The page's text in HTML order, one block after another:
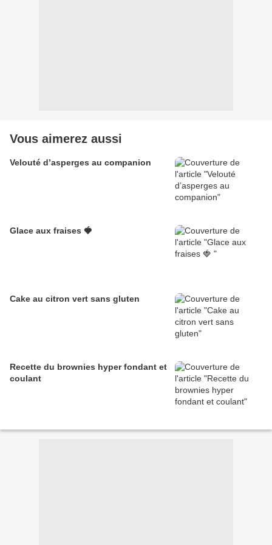
Vous aimerez aussi
Velouté d’asperges au companion
Glace aux fraises 🍓
Cake au citron vert sans gluten
Recette du brownies hyper fondant et
coulant